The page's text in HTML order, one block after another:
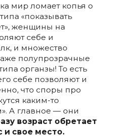
мир ломает копья о
«показывать
женщины на
себе и
и множество
полупрозрачные
органзы! То есть
себе позволяют и
что споры про
каким-то
А главное — они
возраст обретает
и свое место.